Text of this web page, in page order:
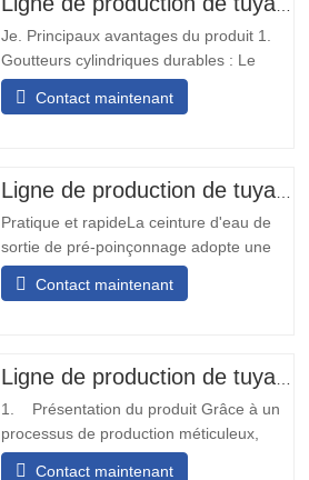
Je. Principaux avantages du produit 1.
Goutteurs cylindriques durables : Le
tuyau d'irrigation goutte à goutte avec
émetteur rond incrusté est équipé de
l'orientation, adapté aux opérations
Contact maintenant
Pratique et rapideLa ceinture d'eau de
sortie de pré-poinçonnage adopte une
conception modulaire, simple et pratique
à installer. Il ne nécessite aucune
transporteuse d'eau de sortie de pré-
poinçonnage peut être conçue…
Contact maintenant
1. Présentation du produit Grâce à un
processus de production méticuleux,
nous déplions et plions la matière
Contact maintenant